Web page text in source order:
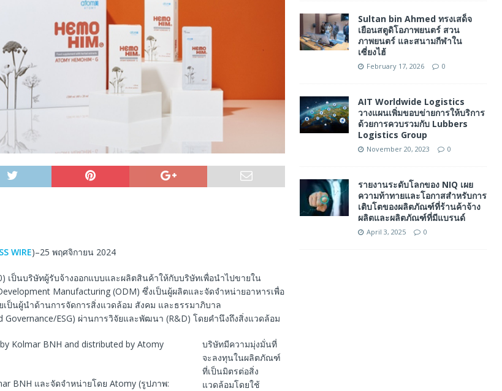
WIRE)–25 พฤศจิกายน 2024
เป็นบริษัทผู้รับจ้างออกแบบและผลิตสินค้าให้กับบริษัทเพื่อนำไปขายใน
Manufacturing (ODM) ซึ่งเป็นผู้ผลิตและจัดจำหน่ายอาหารเพื่อ
ป็นผู้นำด้านการจัดการสิ่งแวดล้อม สังคม และธรรมาภิบาล
Governance/ESG) ผ่านการวิจัยและพัฒนา (R&D) โดยคำนึงถึงสิ่งแวดล้อม
BNH และจัดจำหน่ายโดย Atomy (รูปภาพ:
บริษัทมีความมุ่งมั่นที่
จะลงทุนในผลิตภัณฑ์
ที่เป็นมิตรต่อสิ่ง
แวดล้อมโดยใช้
Sultan bin Ahmed ทรงเสด็จ
เยือนสตูดิโอภาพยนตร์ สวน
ภาพยนตร์ และสนามกีฬาใน
เซี่ยงไฮ้
February 17, 2026 0
AIT Worldwide Logistics
วางแผนเพิ่มขอบข่ายการให้บริการ
ด้วยการควบรวมกับ Lubbers
Logistics Group
November 20, 2023 0
รายงานระดับโลกของ NIQ เผย
ความท้าทายและโอกาสสำหรับการ
เติบโตของผลิตภัณฑ์ที่ร้านค้าจ้าง
ผลิตและผลิตภัณฑ์ที่มีแบรนด์
April 3, 2025 0